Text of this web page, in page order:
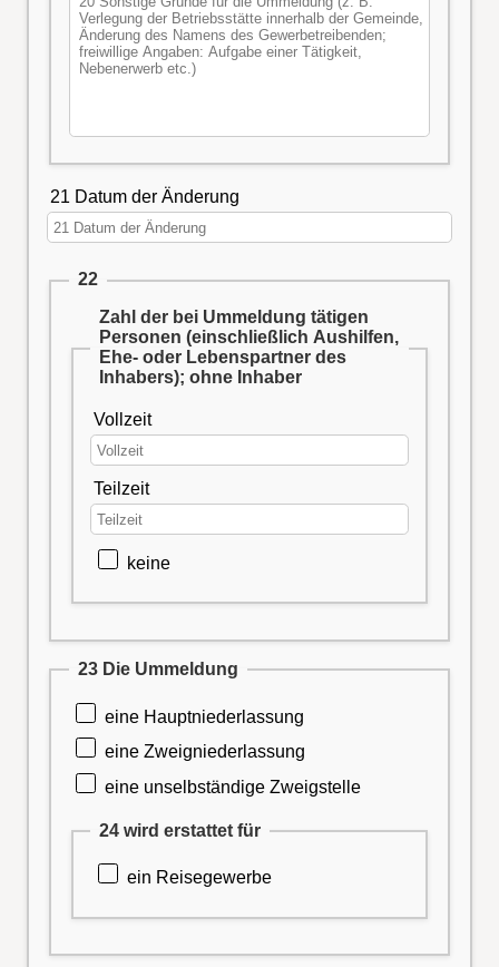
21 Datum der Änderung
22
Zahl der bei Ummeldung tätigen
Personen (einschließlich Aushilfen,
Ehe- oder Lebenspartner des
Inhabers); ohne Inhaber
Vollzeit
Teilzeit
keine
23 Die Ummeldung
eine Hauptniederlassung
eine Zweigniederlassung
eine unselbständige Zweigstelle
24 wird erstattet für
ein Reisegewerbe